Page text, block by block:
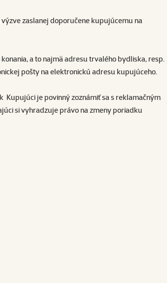
zaslanej doporučene kupujúcemu na
a to najmä adresu trvalého bydliska, resp.
pošty na elektronickú adresu kupujúceho.
Kupujúci je povinný zoznámiť sa s reklamačným
si vyhradzuje právo na zmeny poriadku